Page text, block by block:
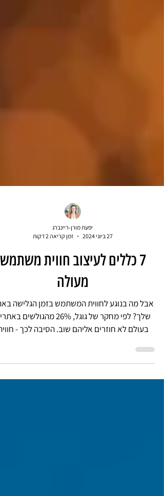
27 ביוני 2024
זמן קריאה 2 דקות
7 כללים לעיצוב חווית משתמש
מעולה
אבל מה בנוגע לחווית המשתמש בזמן הגלישה
שלך? לפי מחקר של גוגל, 26% מהגולשים
בעולם לא חוזרים אליהם שוב. הסיבה לכך -